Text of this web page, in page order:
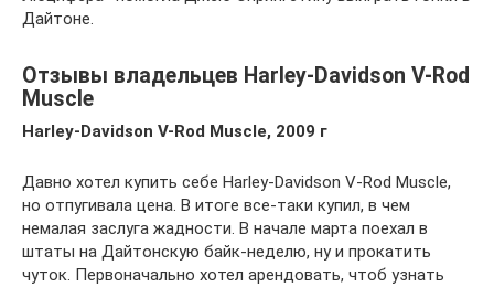
Дайтоне.
Отзывы владельцев Harley-Davidson V-Rod
Muscle
Harley-Davidson V-Rod Muscle, 2009 г
Давно хотел купить себе Harley-Davidson V-Rod Muscle,
но отпугивала цена. В итоге все-таки купил, в чем
немалая заслуга жадности. В начале марта поехал в
штаты на Дайтонскую байк-неделю, ну и прокатить
чуток. Первоначально хотел арендовать, чтоб узнать